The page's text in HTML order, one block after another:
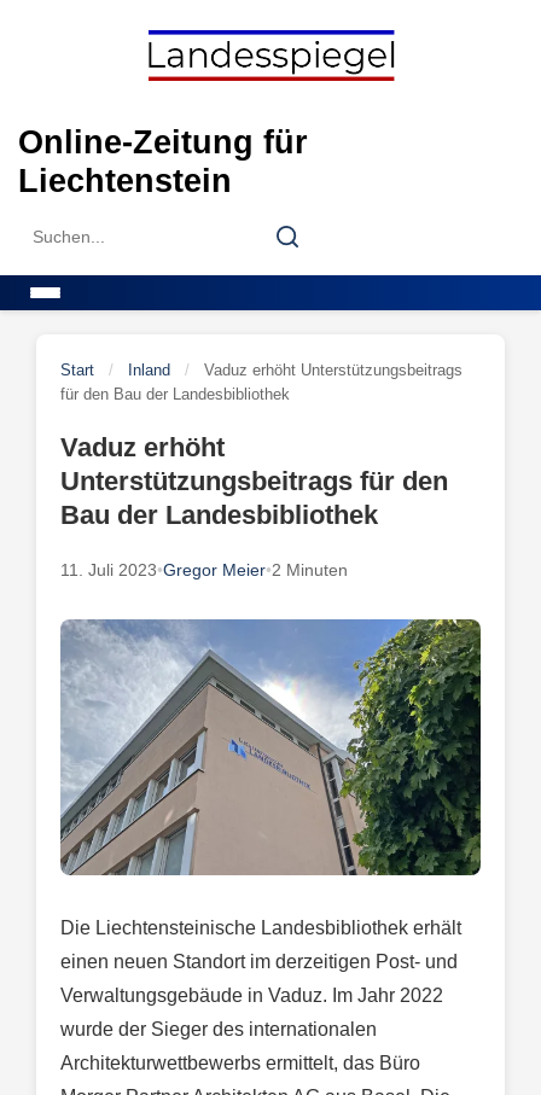
Online-Zeitung für
Liechtenstein
Search
Search
Start / Inland /
Vaduz erhöht Unterstützungsbeitrags
für den Bau der Landesbibliothek
Vaduz erhöht
Unterstützungsbeitrags für den
Bau der Landesbibliothek
11. Juli 2023•Gregor Meier•2 Minuten
Die Liechtensteinische Landesbibliothek erhält
einen neuen Standort im derzeitigen Post- und
Verwaltungsgebäude in Vaduz. Im Jahr 2022
wurde der Sieger des internationalen
Architekturwettbewerbs ermittelt, das Büro